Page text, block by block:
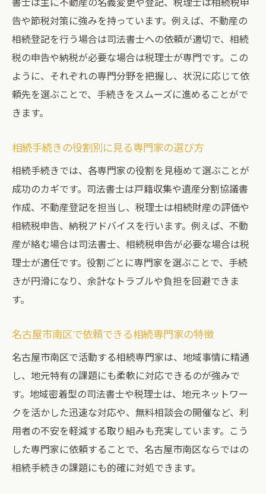
告や節税対策に強みを持っています。例えば、不動産の
相続登記を行う場合は司法書士への依頼が適切で、相続
税の申告や納税が必要な場合は税理士が専門です。この
ように、それぞれの専門分野を把握し、状況に応じて依
頼先を選ぶことで、手続きをスムーズに進めることがで
きます。
相続手続きの役割別に見る専門家の選び方
相続手続きでは、各専門家の役割を見極めて選ぶことが
成功のカギです。司法書士は戸籍収集や遺産分割協議書
作成、不動産登記を担当し、税理士は相続財産の評価や
相続税申告、納税アドバイスを行います。例えば、不動
産が絡む場合は司法書士、相続税申告が必要な場合は税
理士が適任です。役割ごとに専門家を選ぶことで、手続
きが円滑になり、余計なトラブルや負担を回避できま
す。
名古屋市南区で依頼できる相続専門家の特徴
名古屋市南区で活動する相続専門家は、地域事情に精通
し、地元特有の課題にも柔軟に対応できるのが強みで
す。地域密着型の司法書士や税理士は、地元ネットワー
クを活かした迅速な対応や、無料相談会の開催など、利
用者の不安を軽減する取り組みも充実しています。こう
した専門家に依頼することで、名古屋市南区ならではの
相続手続きの課題にも的確に対処できます。